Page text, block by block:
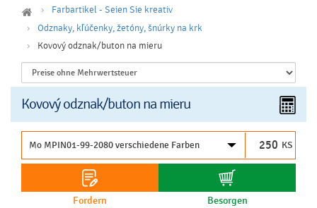
Farbartikel - Seien Sie kreativ
Odznaky, kľúčenky, žetóny, šnúrky na krk
Kovový odznak/buton na mieru
Kovový odznak/buton na mieru
KS
Fordern Besorgen